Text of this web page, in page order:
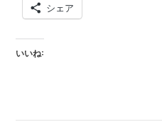
シェア
いいね: